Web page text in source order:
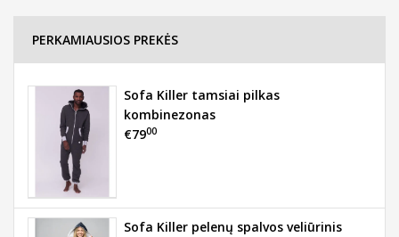
PERKAMIAUSIOS PREKĖS
Sofa Killer tamsiai pilkas
kombinezonas
€7900
Sofa Killer pelenų spalvos veliūrinis